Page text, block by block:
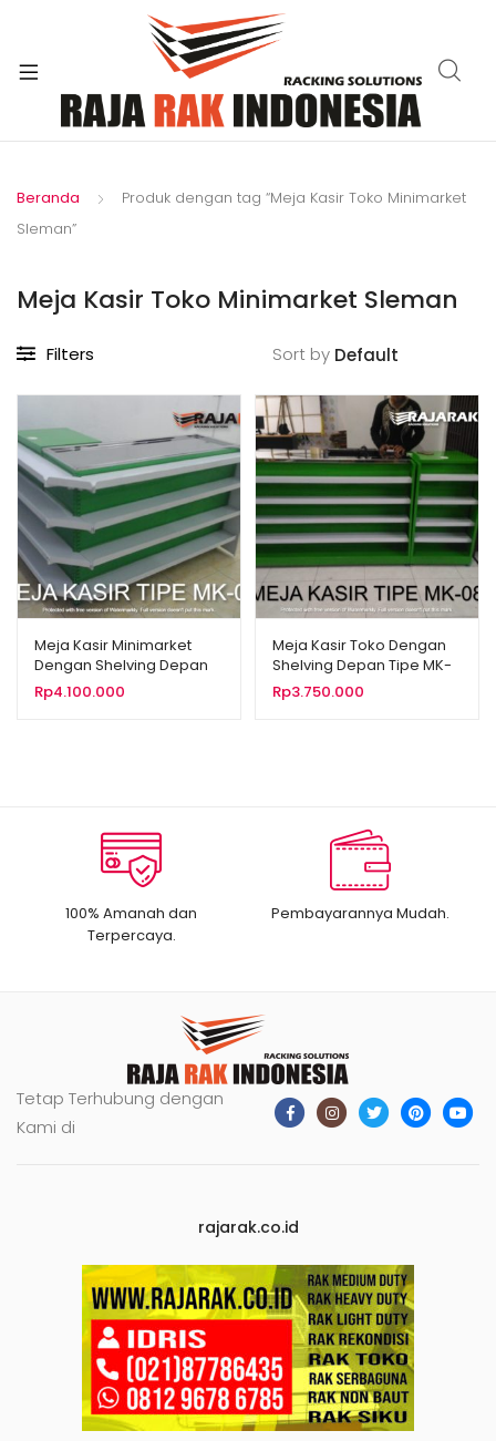
Beranda
Produk dengan tag “Meja Kasir Toko Minimarket
Sleman”
Meja Kasir Toko Minimarket Sleman
Filters Sort by
Meja Kasir Minimarket
Dengan Shelving Depan
Tipe MK-09
Rp4.100.000
Meja Kasir Toko Dengan
Shelving Depan Tipe MK-
08
Rp3.750.000
100% Amanah dan
Terpercaya.
Pembayarannya Mudah.
Tetap Terhubung dengan
Kami di
rajarak.co.id